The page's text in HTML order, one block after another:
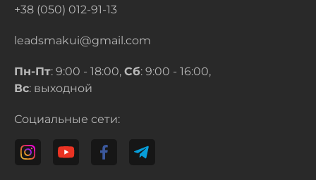
+38 (050) 012-91-13
leadsmakui@gmail.com
Пн-Пт: 9:00 - 18:00, Сб: 9:00 - 16:00,
Вс: выходной
Социальные сети: